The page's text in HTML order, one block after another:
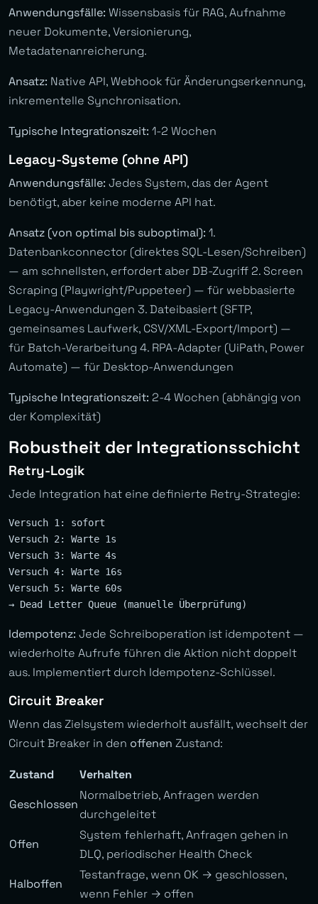
Anwendungsfälle: Wissensbasis für RAG, Aufnahme
neuer Dokumente, Versionierung,
Metadatenanreicherung.
Ansatz: Native API, Webhook für Änderungserkennung,
inkrementelle Synchronisation.
Typische Integrationszeit: 1-2 Wochen
Legacy-Systeme (ohne API)
Anwendungsfälle: Jedes System, das der Agent
benötigt, aber keine moderne API hat.
Ansatz (von optimal bis suboptimal): 1.
Datenbankconnector (direktes SQL-Lesen/Schreiben)
— am schnellsten, erfordert aber DB-Zugriff 2. Screen
Scraping (Playwright/Puppeteer) — für webbasierte
Legacy-Anwendungen 3. Dateibasiert (SFTP,
gemeinsames Laufwerk, CSV/XML-Export/Import) —
für Batch-Verarbeitung 4. RPA-Adapter (UiPath, Power
Automate) — für Desktop-Anwendungen
Typische Integrationszeit: 2-4 Wochen (abhängig von
der Komplexität)
Robustheit der Integrationsschicht
Retry-Logik
Jede Integration hat eine definierte Retry-Strategie:
Versuch 1: sofort
Versuch 2: Warte 1s
Versuch 3: Warte 4s
Versuch 4: Warte 16s
Versuch 5: Warte 60s
Idempotenz: Jede Schreiboperation ist idempotent —
wiederholte Aufrufe führen die Aktion nicht doppelt
aus. Implementiert durch Idempotenz-Schlüssel.
Circuit Breaker
Wenn das Zielsystem wiederholt ausfällt, wechselt der
Circuit Breaker in den offenen Zustand:
Zustand
Verhalten
Geschlossen
Normalbetrieb, Anfragen werden
durchgeleitet
Offen
System fehlerhaft, Anfragen gehen in
DLQ, periodischer Health Check
Halboffen
Testanfrage, wenn OK → geschlossen,
wenn Fehler → offen